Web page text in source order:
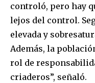
controló, pero hay
lejos del control.
elevada y
Además, la
rol de
criaderos”, señaló.